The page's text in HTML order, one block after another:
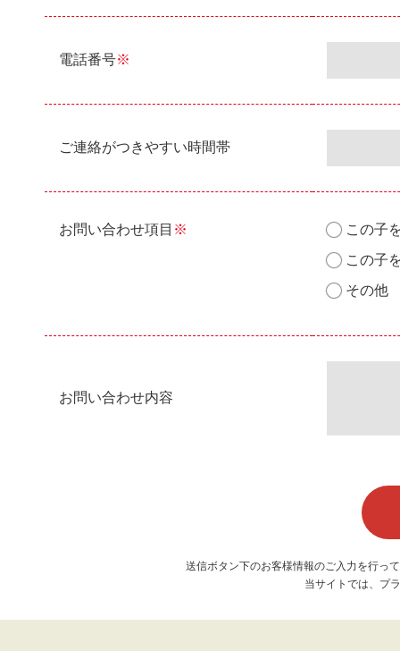
電話番号※
ご連絡がつきやすい時間帯
お問い合わせ項目 ※
この子
この子
その他
お問い合わせ内容
送信ボタン下のお客様情報のご入力を行っ
当サイトでは、プ